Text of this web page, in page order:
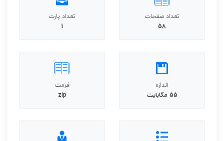
تعداد صفحات
58
تعداد پارت
1
اندازه
55 مگابایت
فرمت
zip